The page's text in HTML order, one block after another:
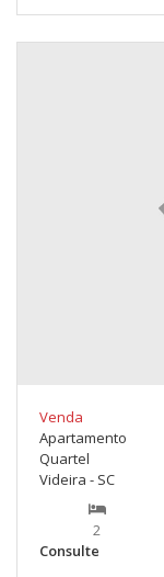
Venda
Apartamento
Quartel
Videira - SC
2
Consulte